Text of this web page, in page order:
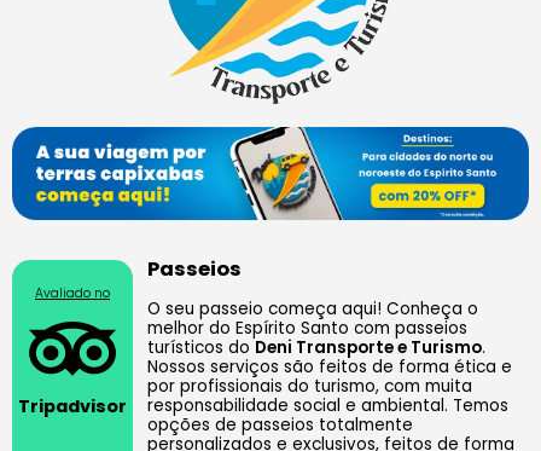
Avaliado no
Tripadvisor
Passeios
O seu passeio começa aqui! Conheça o
melhor do Espírito Santo com passeios
turísticos do Deni Transporte e Turismo.
Nossos serviços são feitos de forma ética e
por profissionais do turismo, com muita
responsabilidade social e ambiental. Temos
opções de passeios totalmente
personalizados e exclusivos, feitos de forma